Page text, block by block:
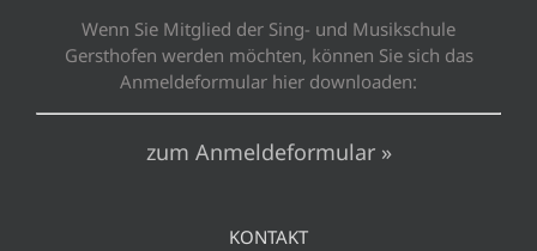
Wenn Sie Mitglied der Sing- und Musikschule
Gersthofen werden möchten, können Sie sich das
Anmeldeformular hier downloaden:
zum Anmeldeformular »
KONTAKT